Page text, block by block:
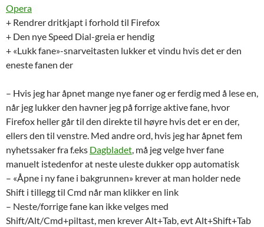
Opera
+ Rendrer dritkjapt i forhold til Firefox
+ Den nye Speed Dial-greia er hendig
+ «Lukk fane»-snarveitasten lukker et vindu hvis det er den
eneste fanen der
– Hvis jeg har åpnet mange nye faner og er ferdig med å lese en,
når jeg lukker den havner jeg på forrige aktive fane, hvor
Firefox heller går til den direkte til høyre hvis det er en der,
ellers den til venstre. Med andre ord, hvis jeg har åpnet fem
nyhetssaker fra f.eks Dagbladet, må jeg velge hver fane
manuelt istedenfor at neste uleste dukker opp automatisk
– «Åpne i ny fane i bakgrunnen» krever at man holder nede
Shift i tillegg til Cmd når man klikker en link
– Neste/forrige fane kan ikke velges med
Shift/Alt/Cmd+piltast, men krever Alt+Tab, evt Alt+Shift+Tab